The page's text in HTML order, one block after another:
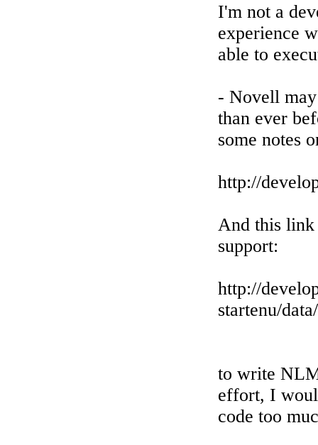
I'm not a
experience
able to
- Novell
than ever
some notes
http://
And this link
support:
http://
startenu/
to write
effort, I
code too